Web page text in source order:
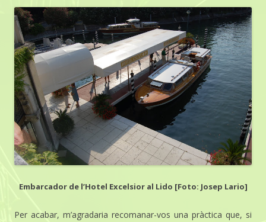
Embarcador de l’Hotel Excelsior al Lido [Foto: Josep Lario]
Per acabar, m’agradaria recomanar-vos una pràctica que, si